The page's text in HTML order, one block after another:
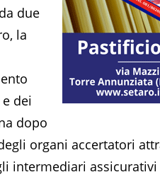
due
la
dei
dopo
organi accertatori
intermediari